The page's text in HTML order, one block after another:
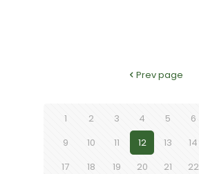
Prev page
1 2 3 4 5 6
9
10 11 12 13 14
17
18 19 20 21 22